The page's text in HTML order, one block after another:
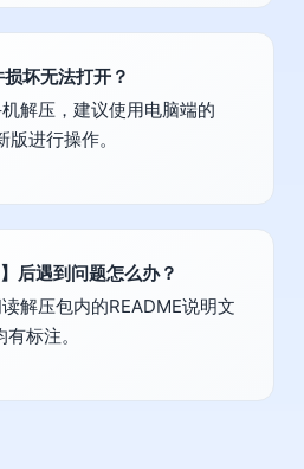
坏无法打开？
解压，建议使用电脑端的
进行操作。
后遇到问题怎么办？
解压包内的README说明文
标注。